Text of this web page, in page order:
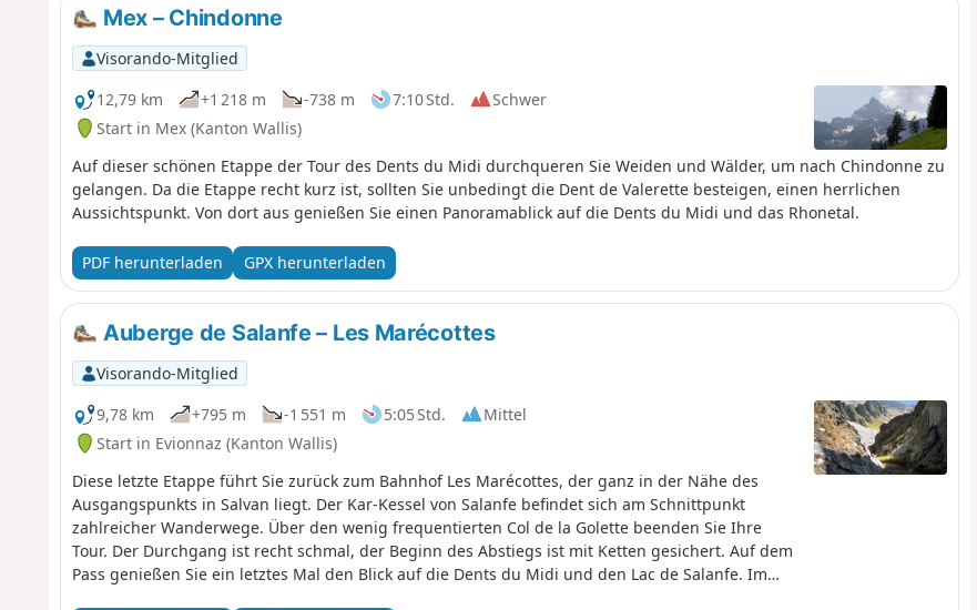
Mex – Chindonne
Visorando-Mitglied
12,79 km
+1 218 m -738 m 7:10 Std.
Schwer
Start in Mex (Kanton Wallis)
Auf dieser schönen Etappe der Tour des Dents du Midi durchqueren Sie Weiden und Wälder, um nach Chindonne zu
gelangen. Da die Etappe recht kurz ist, sollten Sie unbedingt die Dent de Valerette besteigen, einen herrlichen
Aussichtspunkt. Von dort aus genießen Sie einen Panoramablick auf die Dents du Midi und das Rhonetal.
PDF herunterladen GPX herunterladen
Auberge de Salanfe – Les Marécottes
Visorando-Mitglied
9,78 km
+795 m -1 551 m 5:05 Std.
Mittel
Start in Evionnaz (Kanton Wallis)
Diese letzte Etappe führt Sie zurück zum Bahnhof Les Marécottes, der ganz in der Nähe des
Ausgangspunkts in Salvan liegt. Der Kar-Kessel von Salanfe befindet sich am Schnittpunkt
zahlreicher Wanderwege. Über den wenig frequentierten Col de la Golette beenden Sie Ihre
Tour. Der Durchgang ist recht schmal, der Beginn des Abstiegs ist mit Ketten gesichert. Auf dem
Pass genießen Sie ein letztes Mal den Blick auf die Dents du Midi und den Lac de Salanfe. Im